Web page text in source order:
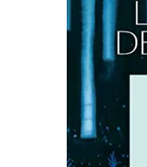
Livres les
Prix littéraires